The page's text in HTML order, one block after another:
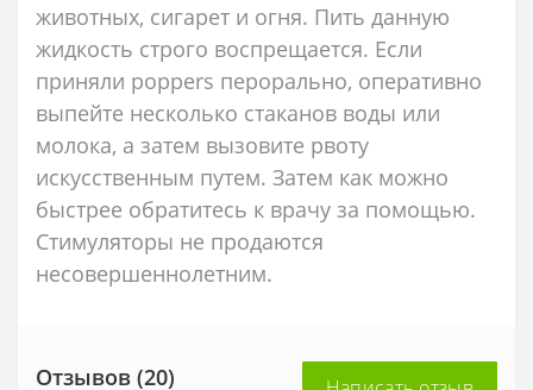
животных, сигарет и огня. Пить данную
жидкость строго воспрещается. Если
приняли poppers перорально, оперативно
выпейте несколько стаканов воды или
молока, а затем вызовите рвоту
искусственным путем. Затем как можно
быстрее обратитесь к врачу за помощью.
Стимуляторы не продаются
несовершеннолетним.
Отзывов (20)